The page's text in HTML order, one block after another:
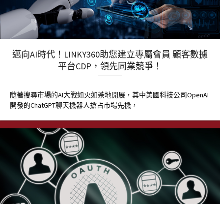
邁向AI時代！LINKY360助您建立專屬會員 顧客數據
平台CDP，領先同業競爭！
隨著搜尋市場的AI大戰如火如荼地開展，其中美國科技公司OpenAI
開發的ChatGPT聊天機器人搶占市場先機，